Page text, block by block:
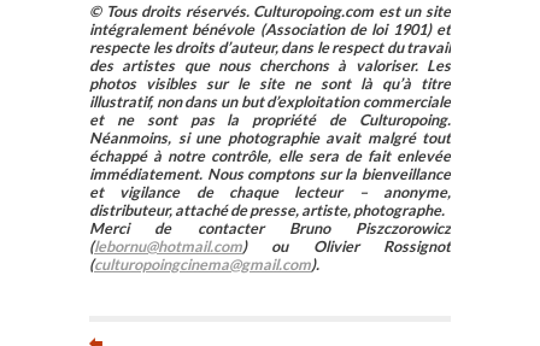
© Tous droits réservés. Culturopoing.com est un site
intégralement bénévole (Association de loi 1901) et
respecte les droits d’auteur, dans le respect du travail
des artistes que nous cherchons à valoriser. Les
photos visibles sur le site ne sont là qu’à titre
illustratif, non dans un but d’exploitation commerciale
et ne sont pas la propriété de Culturopoing.
Néanmoins, si une photographie avait malgré tout
échappé à notre contrôle, elle sera de fait enlevée
immédiatement. Nous comptons sur la bienveillance
et vigilance de chaque lecteur – anonyme,
distributeur, attaché de presse, artiste, photographe.
Merci de contacter Bruno Piszczorowicz
(lebornu@hotmail.com) ou Olivier Rossignot
(culturopoingcinema@gmail.com).